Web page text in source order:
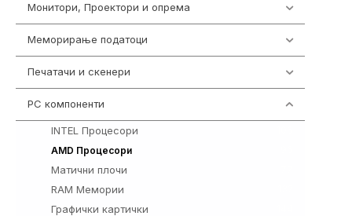
Монитори, Проектори и опрема
Меморирање податоци
Печатачи и скенери
PC компоненти
INTEL Процесори
AMD Процесори
Матични плочи
RAM Мемории
Графички картички